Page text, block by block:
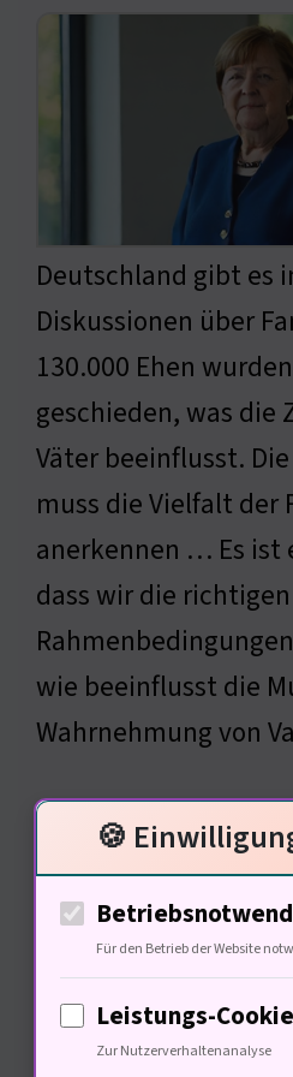
Deutschland gibt es
Diskussionen über
130.000 Ehen
geschieden, was die
Väter beeinflusst.
muss die Vielfalt der
anerkennen … Es ist
dass wir die richtigen
wie beeinflusst die
Wahrnehmung von
Musikalische
die Vaterschaft
🍪
Für den Betrieb der Website
Leistungs-
Zur Nutzerverhaltenanalyse